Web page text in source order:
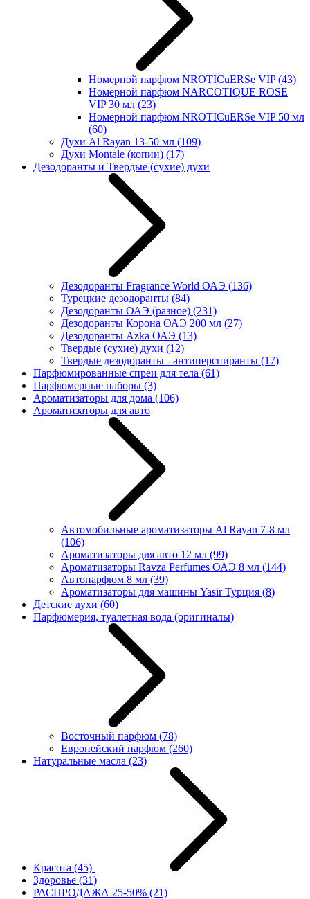
Номерной парфюм NROTICuERSe VIP(43)
Номерной парфюм NARCOTIQUE ROSE
VIP 30 мл (23)
Номерной парфюм NROTICuERSe VIP 50 мл
(60)
Духи Al Rayan 13-50 мл (109)
Духи Montale (копии) (17)
Дезодоранты и Твердые (сухие) духи
Дезодоранты Fragrance World ОАЭ (136)
Турецкие дезодоранты (84)
Дезодоранты ОАЭ (разное) (231)
Дезодоранты Корона ОАЭ 200 мл (27)
Дезодоранты Azka ОАЭ (13)
Твердые (сухие) духи (12)
Твердые дезодоранты - антиперспиранты (17)
Парфюмированные спреи для тела (61)
Парфюмерные наборы (3)
Ароматизаторы для дома (106)
Ароматизаторы для авто
Автомобильные ароматизаторы Al Rayan 7-8 мл
(106)
Ароматизаторы для авто 12 мл (99)
Ароматизаторы Ravza Perfumes ОАЭ 8 мл (144)
Автопарфюм 8 мл (39)
Ароматизаторы для машины Yasir Турция (8)
Детские духи (60)
Парфюмерия, туалетная вода (оригиналы)
Восточный парфюм (78)
Европейский парфюм (260)
Натуральные масла (23)
Красота (45)
Здоровье (31)
РАСПРОДАЖА 25-50% (21)